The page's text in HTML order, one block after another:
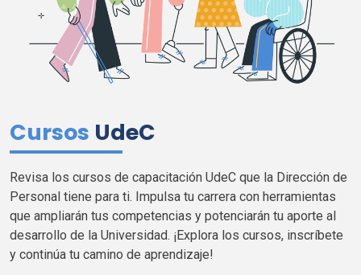
Cursos UdeC
Revisa los cursos de capacitación UdeC que la Dirección de
Personal tiene para ti. Impulsa tu carrera con herramientas
que ampliarán tus competencias y potenciarán tu aporte al
desarrollo de la Universidad. ¡Explora los cursos, inscríbete
y continúa tu camino de aprendizaje!